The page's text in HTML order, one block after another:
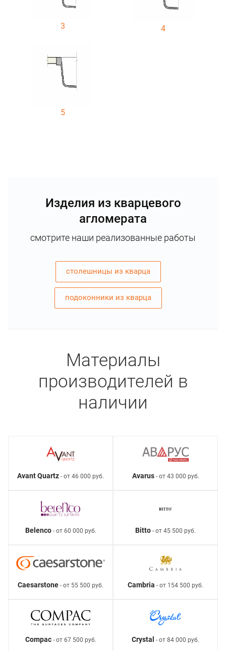
3 4
5
Изделия из кварцевого
агломерата
смотрите наши реализованные работы
столешницы из кварца
подоконники из кварца
Материалы
производителей в
наличии
Avant Quartz - от 46 000 руб. Avarus- от 43 000 руб.
Belenco- от 60 000 руб. Bitto - от 45 500 руб.
Caesarstone - от 55 500 руб. Cambria - от 154 500 руб.
Compac- от 67 500 руб. Crystal - от 84 000 руб.